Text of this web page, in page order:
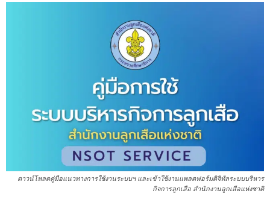
ดาวน์โหลดคู่มือแนวทางการใช้งานระบบฯ และเข้าใช้งานแพลตฟอร์มดิจิทัลระบบบริหาร
กิจการลูกเสือ สำนักงานลูกเสือแห่งชาติ